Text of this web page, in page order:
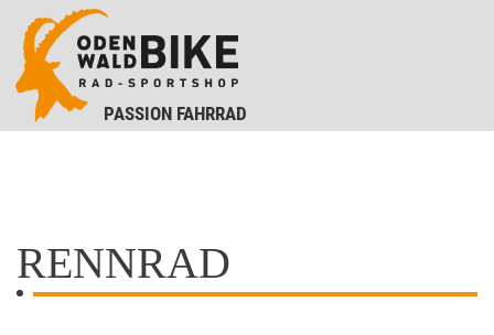
PASSION FAHRRAD
RENNRAD